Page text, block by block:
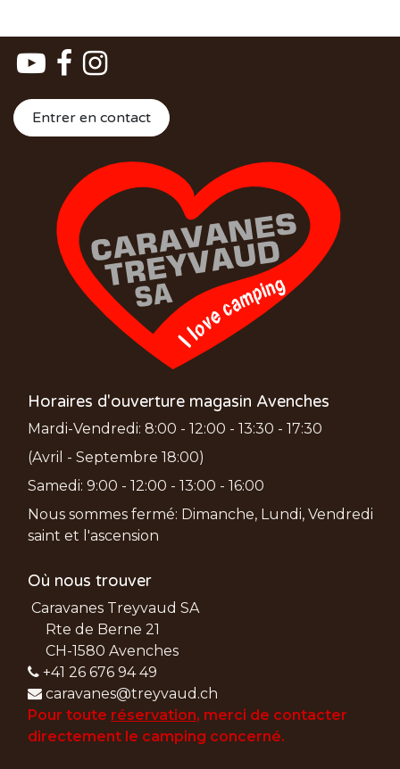
Entrer en contact
Horaires d'ouverture magasin Avenches
Mardi-Vendredi: 8:00 - 12:00 - 13:30 - 17:30
(Avril - Septembre 18:00)
Samedi: 9:00 - 12:00 - 13:00 - 16:00
Nous sommes fermé: Dimanche, Lundi, Vendredi
saint et l'ascension
Où nous trouver
Caravanes Treyvaud SA
Rte de Berne 21
CH-1580 Avenches
+41 26 676 94 49
caravanes@treyvaud.ch
Pour toute réservation, merci de contacter
directement le camping concerné.